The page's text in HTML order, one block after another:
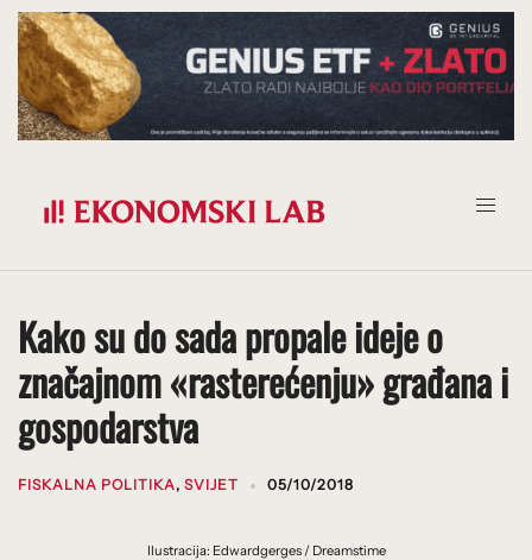
Prijeđi
na
sadržaj
Kako su do sada propale ideje o
značajnom «rasterećenju» građana i
gospodarstva
FISKALNA POLITIKA, SVIJET 05/10/2018
Ilustracija: Edwardgerges / Dreamstime